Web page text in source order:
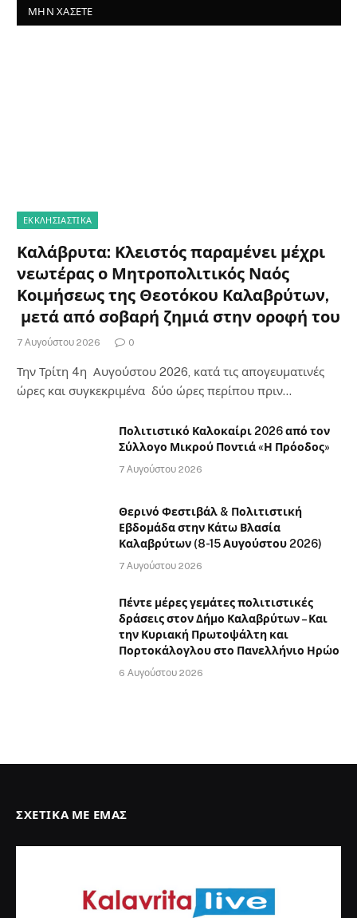
ΜΗΝ ΧΆΣΕΤΕ
ΕΚΚΛΗΣΙΑΣΤΙΚΑ
Καλάβρυτα: Κλειστός παραμένει μέχρι
νεωτέρας ο Μητροπολιτικός Ναός
Κοιμήσεως της Θεοτόκου Καλαβρύτων,
μετά από σοβαρή ζημιά στην οροφή του
7 Αυγούστου 2026 0
Την Τρίτη 4η Αυγούστου 2026, κατά τις απογευματινές
ώρες και συγκεκριμένα δύο ώρες περίπου πριν…
Πολιτιστικό Καλοκαίρι 2026 από τον
Σύλλογο Μικρού Ποντιά «Η Πρόοδος»
7 Αυγούστου 2026
Θερινό Φεστιβάλ & Πολιτιστική
Εβδομάδα στην Κάτω Βλασία
Καλαβρύτων (8-15 Αυγούστου 2026)
7 Αυγούστου 2026
Πέντε μέρες γεμάτες πολιτιστικές
δράσεις στον Δήμο Καλαβρύτων – Και
την Κυριακή Πρωτοψάλτη και
Πορτοκάλογλου στο Πανελλήνιο Ηρώο
6 Αυγούστου 2026
ΣΧΕΤΙΚΆ ΜΕ ΕΜΆΣ